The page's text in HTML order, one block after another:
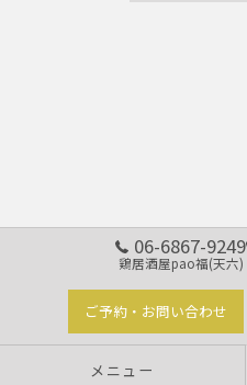
06-6867-9249
鶏居酒屋pao福(天六)
ご予約・お問い合わせ
メニュー